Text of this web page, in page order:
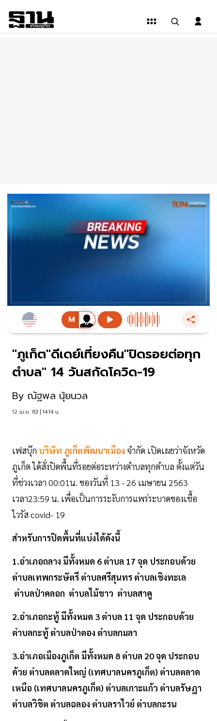
"ภูเก็ต"ดีเดย์เที่ยงคืน"ปิดรอยต่อทุก
ตำบล" 14 วันสกัดโควิด-19
By ณัฐพล นุ้ยนวล
12 เม.ย. 63 | 14:14 น.
เฟสบุ๊ก บริษัท ภูเก็ตพัฒนาเมือง จำกัด เปิดเผยว่าจังหวัด
ภูเก็ต ได้สั่งปิดพื้นที่รอยต่อระหว่างตำบลทุกตำบล ตั้งแต่วัน
ที่ช่วงเวลา 00:01น. ของวันที่ 13 - 26 เมษายน 2563
เวลา23:59 น. เพื่อเป็นการระงับการแพร่ระบาดของเชื้อ
ไวรัส covid- 19
สำหรับการปิดพื้นที่แบ่งได้ดังนี้
1.อำเภอถลาง มีทั้งหมด 6 ตำบล 17 จุด ประกอบด้วย
ตำบลเทพกระษัตรี ตำบลศรีสุนทร ตำบลเชิงทะเล
ตำบลป่าคลอก ตำบลไม้ขาว ตำบลสาคู
2.อำเภอกะทู้ มีทั้งหมด 3 ตำบล 11 จุด ประกอบด้วย
ตำบลกะทู้ ตำบลป่าตอง ตำบลกมลา
3.อำเภอเมืองภูเก็ต มีทั้งหมด 8 ตำบล 20 จุด ประกอบ
ด้วย ตำบลตลาดใหญ่ (เทศบาลนครภูเก็ต) ตำบลตลาด
เหนือ (เทศบาลนครภูเก็ต) ตำบลเกาะแก้ว ตำบลรัษฎา
ตำบลวิชิต ตำบลฉลอง ตำบลราไวย์ ตำบลกะรน